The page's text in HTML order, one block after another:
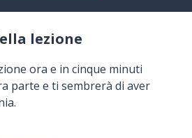
lezione
ora e in cinque minuti
parte e ti sembrerà di aver